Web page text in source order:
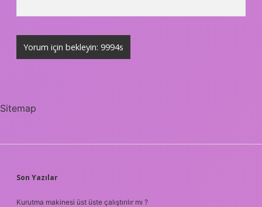
Sitemap
SIDEBAR
Son Yazılar
Kurutma makinesi üst üste çalıştırılır mı ?